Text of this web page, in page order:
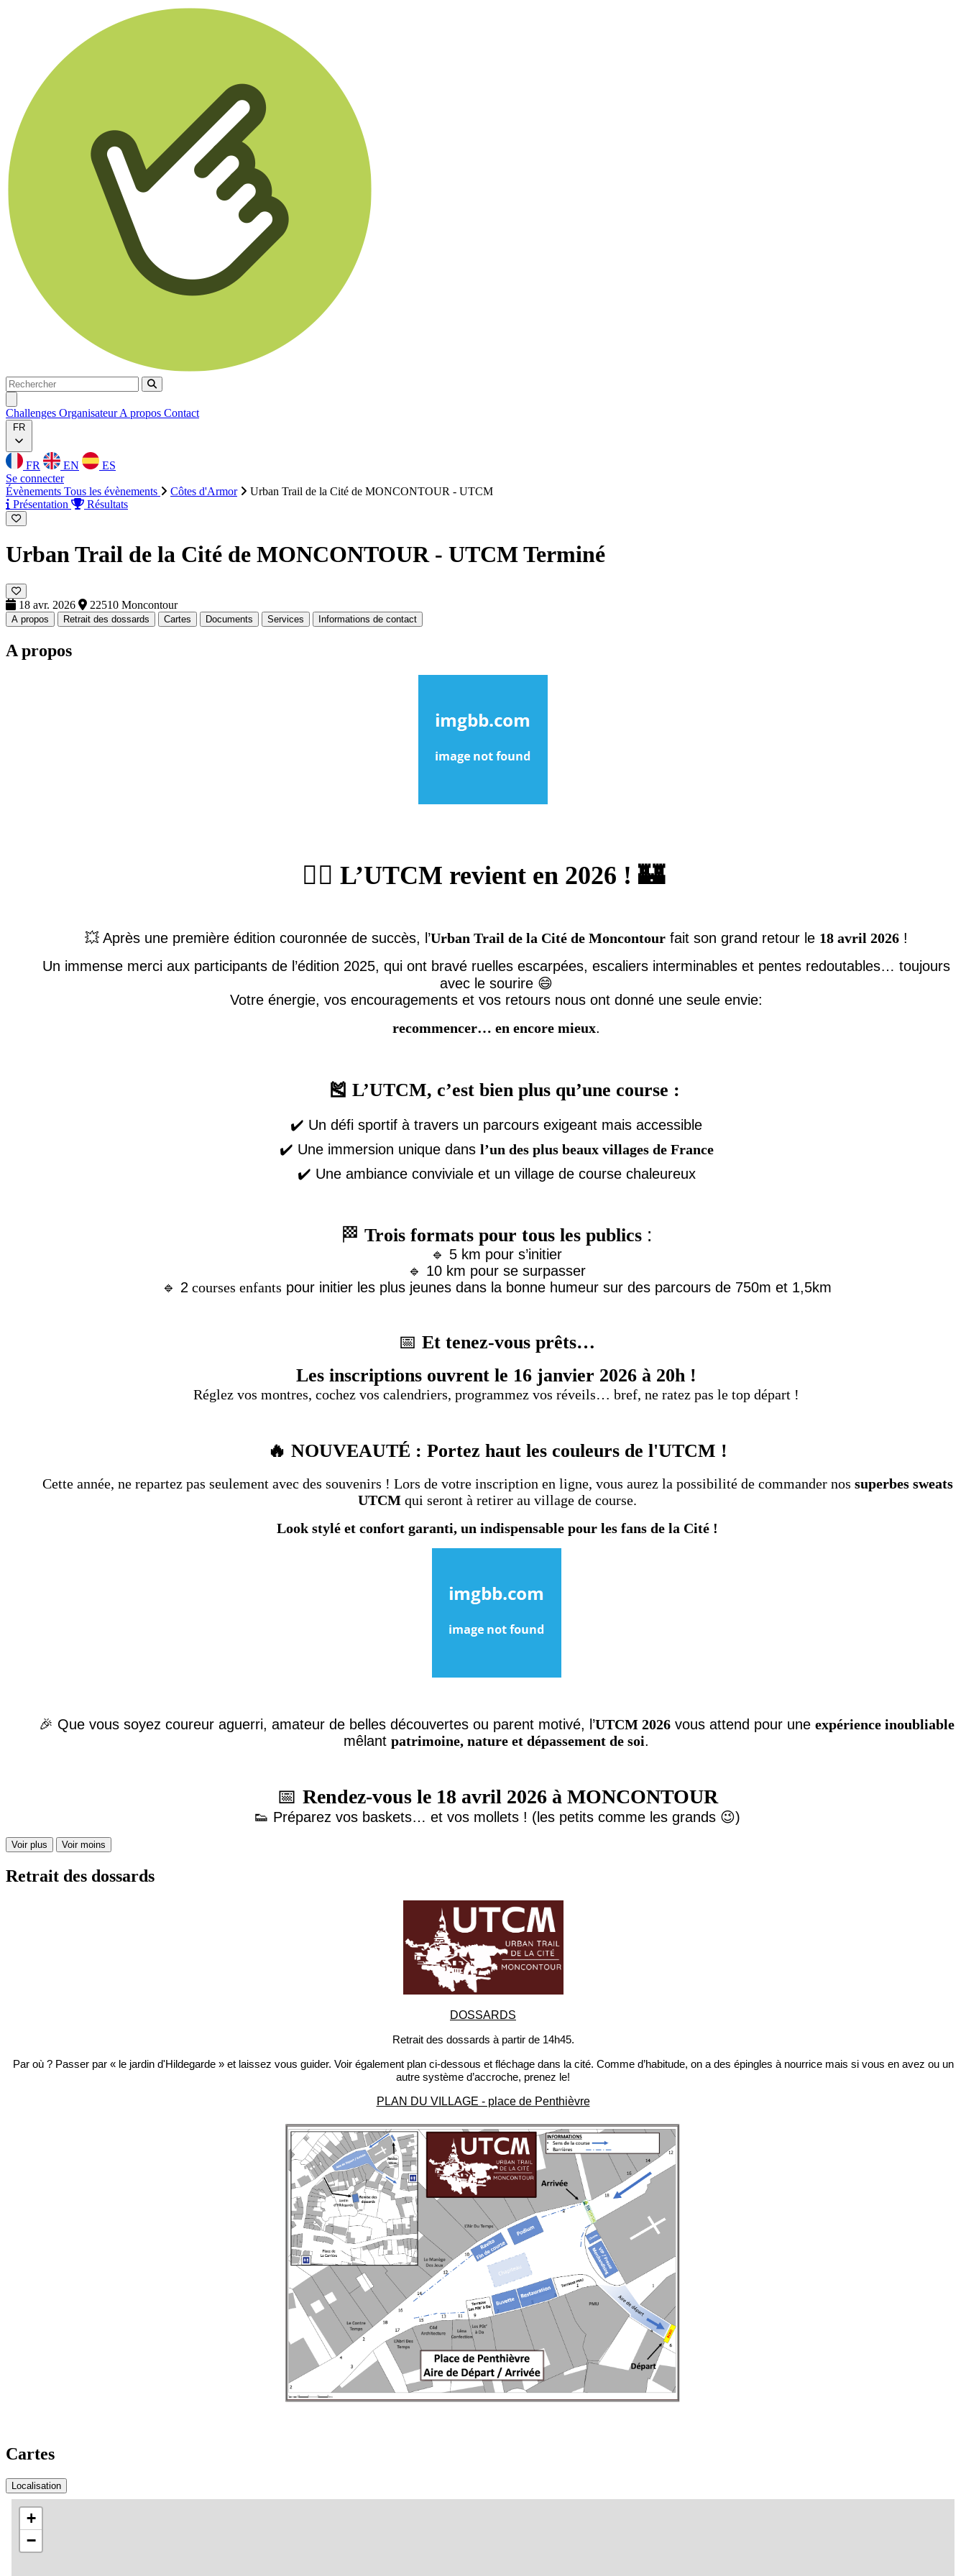
Rechercher
Rechercher
Challenges OrganisateurA propos Contact
FR
FR EN
ES
Se connecter
Évènements Tous les évènements Côtes d'Armor
Urban Trail de la Cité de MONCONTOUR - UTCM
Présentation
Résultats
Urban Trail de la Cité de MONCONTOUR - UTCMTerminé
18 avr. 2026 22510 Moncontour
A propos Retrait des dossards Cartes Documents Services Informations de contact
A propos
🏃‍♂️ L’UTCM revient en 2026 ! 🏰
💥 Après une première édition couronnée de succès, l’Urban Trail de la Cité de Moncontour fait son grand retour le 18 avril 2026 !
Un immense merci aux participants de l’édition 2025, qui ont bravé ruelles escarpées, escaliers interminables et pentes redoutables… toujours
avec le sourire 😄
Votre énergie, vos encouragements et vos retours nous ont donné une seule envie:
recommencer… en encore mieux.
🎽 L’UTCM, c’est bien plus qu’une course :
✔️ Un défi sportif à travers un parcours exigeant mais accessible
✔️ Une immersion unique dans l’un des plus beaux villages de France
✔️ Une ambiance conviviale et un village de course chaleureux
🏁Trois formats pour tous les publics :
🔹 5 km pour s’initier
🔹 10 km pour se surpasser
🔹 2 courses enfants pour initier les plus jeunes dans la bonne humeur sur des parcours de 750m et 1,5km
📅 Et tenez-vous prêts…
Les inscriptions ouvrent le 16 janvier 2026 à 20h !
Réglez vos montres, cochez vos calendriers, programmez vos réveils… bref, ne ratez pas le top départ !
🔥 NOUVEAUTÉ : Portez haut les couleurs de l'UTCM !
Cette année, ne repartez pas seulement avec des souvenirs ! Lors de votre inscription en ligne, vous aurez la possibilité de commander nos superbes sweats
UTCM qui seront à retirer au village de course.
Look stylé et confort garanti, un indispensable pour les fans de la Cité !
🎉 Que vous soyez coureur aguerri, amateur de belles découvertes ou parent motivé, l’UTCM 2026vous attend pour une expérience inoubliable
mêlantpatrimoine, nature et dépassement de soi.
📅 Rendez-vous le 18 avril 2026 à MONCONTOUR
👟 Préparez vos baskets… et vos mollets ! (les petits comme les grands 😉)
Voir plus Voir moins
Retrait des dossards
DOSSARDS
Retrait des dossards à partir de 14h45.
Par où ? Passer par « le jardin d'Hildegarde » et laissez vous guider. Voir également plan ci-dessous et fléchage dans la cité. Comme d’habitude, on a des épingles à nourrice mais si vous en avez ou un
autre système d’accroche, prenez le!
PLAN DU VILLAGE - place de Penthièvre
Cartes
Localisation